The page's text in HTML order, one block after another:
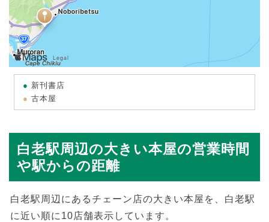
新刊書店
古本屋
白老駅周辺の大きい本屋の営業時間
や駅からの距離
白老駅周辺にあるチェーン店の大きい本屋を、白老駅
に近い順に10店舗表示しています。